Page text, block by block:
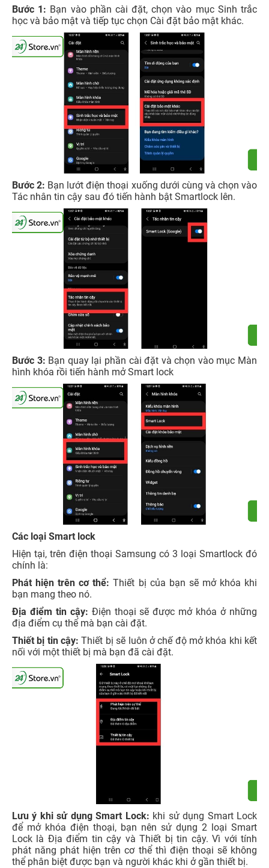
Bước 1: Bạn vào phần cài đặt, chọn vào mục Sinh trắc
học và bảo mật và tiếp tục chọn Cài đặt bảo mật khác.
Bước 2: Bạn lướt điện thoại xuống dưới cùng và chọn vào
Tác nhân tin cậy sau đó tiến hành bật Smartlock lên.
Bước 3: Bạn quay lại phần cài đặt và chọn vào mục Màn
hình khóa rồi tiến hành mở Smart lock
Các loại Smart lock
Hiện tại, trên điện thoại Samsung có 3 loại Smartlock đó
chính là:
Phát hiện trên cơ thể:Thiết bị của bạn sẽ mở khóa khi
bạn mang theo nó.
Địa điểm tin cậy: Điện thoại sẽ được mở khóa ở những
địa điểm cụ thể mà bạn cài đặt.
Thiết bị tin cậy:Thiết bị sẽ luôn ở chế độ mở khóa khi kết
nối với một thiết bị mà bạn đã cài đặt.
Lưu ý khi sử dụng Smart Lock: khi sử dụng Smart Lock
để mở khóa điện thoại, bạn nên sử dụng 2 loại Smart
Lock là Địa điểm tin cậy và Thiết bị tin cậy. Vì với tính
phát năng phát hiện trên cơ thể thì điện thoại sẽ không
thể phân biệt được bạn và người khác khi ở gần thiết bị.